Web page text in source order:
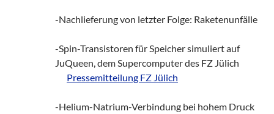
-Nachlieferung von letzter Folge: Raketenunfälle
-Spin-Transistoren für Speicher simuliert auf
JuQueen, dem Supercomputer des FZ Jülich
Pressemitteilung FZ Jülich
-Helium-Natrium-Verbindung bei hohem Druck